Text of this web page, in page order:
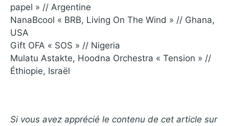
papel » // Argentine
NanaBcool « BRB, Living On The Wind » // Ghana,
USA
Gift OFA « SOS » // Nigeria
Mulatu Astakte, Hoodna Orchestra « Tension » //
Éthiopie, Israël
Si vous avez apprécié le contenu de cet article sur